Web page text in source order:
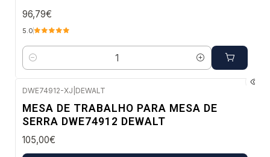
96,79€
5.0
Quantidade
DWE74912-XJ DEWALT
MESA DE TRABALHO PARA MESA DE
SERRA DWE74912 DEWALT
105,00€